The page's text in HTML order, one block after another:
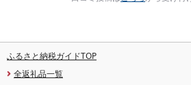
ふるさと納税ガイドTOP
全返礼品一覧